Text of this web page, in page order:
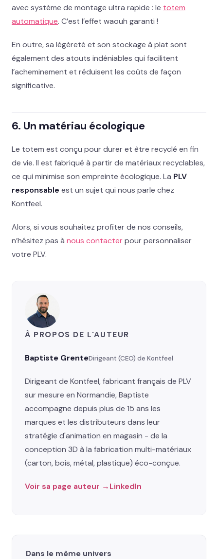
avec système de montage ultra rapide : le totem
automatique. C’est l’effet waouh garanti !
En outre, sa légèreté et son stockage à plat sont
également des atouts indéniables qui facilitent
l’acheminement et réduisent les coûts de façon
significative.
6. Un matériau écologique
Le totem est conçu pour durer et être recyclé en fin
de vie. Il est fabriqué à partir de matériaux recyclables,
ce qui minimise son empreinte écologique. La PLV
responsable est un sujet qui nous parle chez
Kontfeel.
Alors, si vous souhaitez profiter de nos conseils,
n’hésitez pas à nous contacter pour personnaliser
votre PLV.
À PROPOS DE L'AUTEUR
Baptiste GrenteDirigeant (CEO) de Kontfeel
Dirigeant de Kontfeel, fabricant français de PLV
sur mesure en Normandie, Baptiste
accompagne depuis plus de 15 ans les
marques et les distributeurs dans leur
stratégie d'animation en magasin - de la
conception 3D à la fabrication multi-matériaux
(carton, bois, métal, plastique) éco-conçue.
Voir sa page auteur →LinkedIn
Dans le même univers